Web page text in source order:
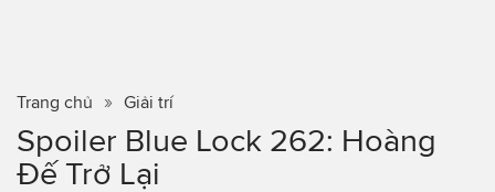
Trang chủ Giải trí
Spoiler Blue Lock 262: Hoàng
Đế Trở Lại